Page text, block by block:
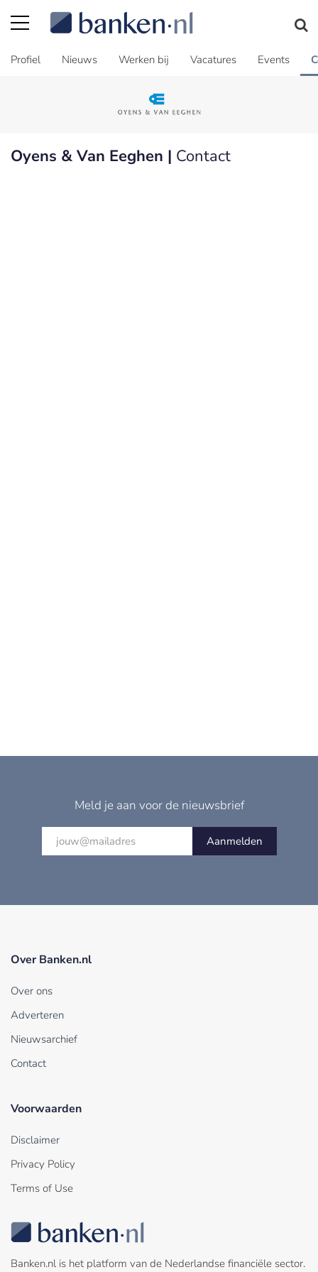
Profiel Nieuws Werken bij Vacatures Events
Oyens & Van Eeghen | Contact
Meld je aan voor de nieuwsbrief
Aanmelden
Over Banken.nl
Over ons
Adverteren
Nieuwsarchief
Contact
Voorwaarden
Disclaimer
Privacy Policy
Terms of Use
Banken.nl is het platform van de Nederlandse financiële sector.